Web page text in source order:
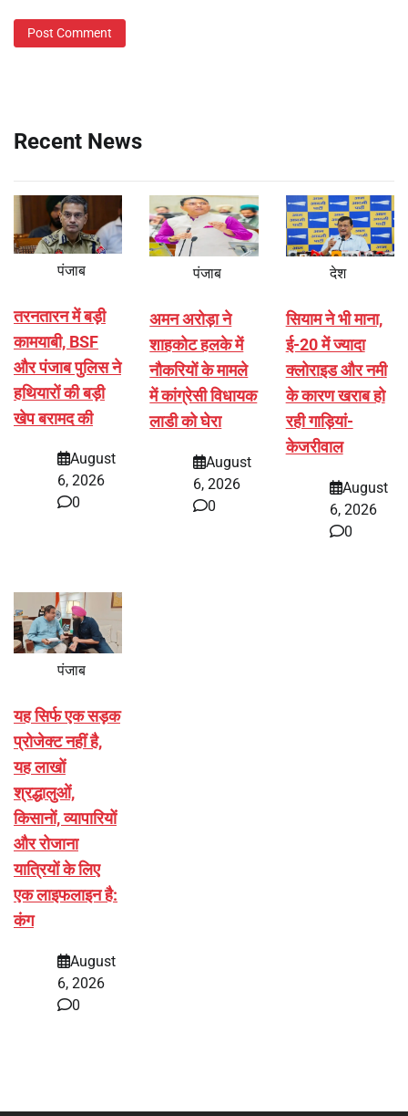
Recent News
पंजाब
तरनतारन में बड़ी
कामयाबी, BSF
और पंजाब पुलिस ने
हथियारों की बड़ी
खेप बरामद की
August
6, 2026
0
पंजाब
अमन अरोड़ा ने
शाहकोट हलके में
नौकरियों के मामले
में कांग्रेसी विधायक
लाडी को घेरा
August
6, 2026
0
देश
सियाम ने भी माना,
ई-20 में ज्यादा
क्लोराइड और नमी
के कारण खराब हो
रही गाड़ियां-
केजरीवाल
August
6, 2026
0
पंजाब
यह सिर्फ एक सड़क
प्रोजेक्ट नहीं है,
यह लाखों
श्रद्धालुओं,
किसानों, व्यापारियों
और रोजाना
यात्रियों के लिए
एक लाइफलाइन है:
कंग
August
6, 2026
0